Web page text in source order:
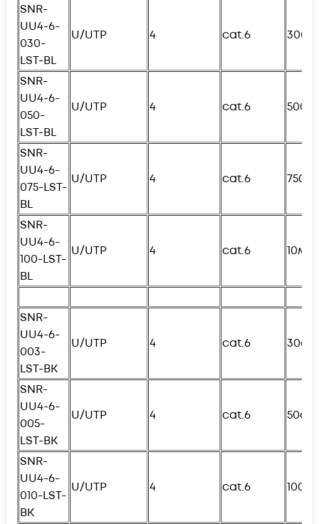
SNR-
UU4-6-
030-
LST-BL
U/UTP 4 cat.6
SNR-
UU4-6-
050-
LST-BL
U/UTP 4 cat.6
SNR-
UU4-6-
075-LST-
BL
U/UTP 4 cat.6
SNR-
UU4-6-
100-LST-
BL
U/UTP 4 cat.6 10м
SNR-
UU4-6-
003-
LST-BK
U/UTP 4 cat.6 30см
SNR-
UU4-6-
005-
LST-BK
U/UTP 4 cat.6 50см
SNR-
UU4-6-
010-LST-
BK
U/UTP 4 cat.6